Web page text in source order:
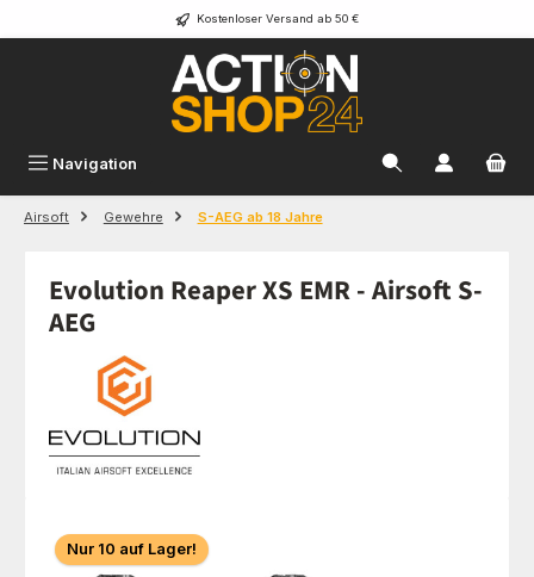
Zum Hauptinhalt springen Kostenloser Versand ab 50 €
Navigation
Airsoft Gewehre S-AEG ab 18 Jahre
Evolution Reaper XS EMR - Airsoft S-
AEG
Bildergalerie überspringen
Nur 10 auf Lager!